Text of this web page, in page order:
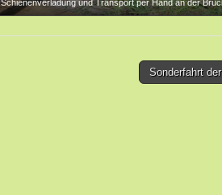
Schienenverladung und Transport per Hand an der
Sonderfahrt